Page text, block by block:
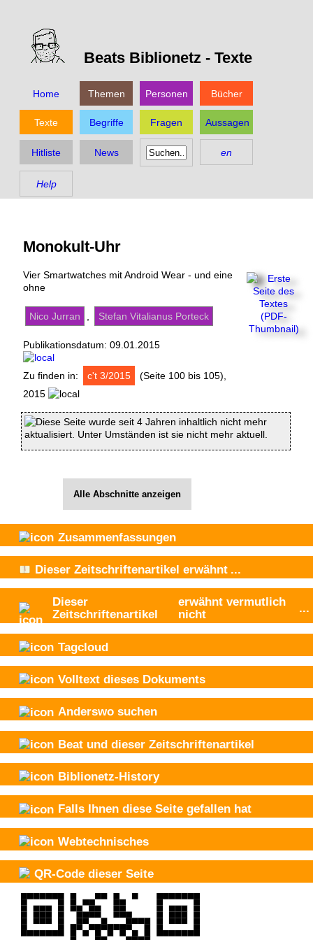
Beats Biblionetz - Texte
Home Themen Personen Bücher
Texte Begriffe Fragen Aussagen
Hitliste News en
Help
Monokult-Uhr
Vier Smartwatches mit Android Wear - und eine
ohne
Nico Jurran Stefan Vitalianus Porteck
Publikationsdatum: 09.01.2015
Zu finden in: c't 3/2015
(Seite 100 bis 105),
2015
Diese Seite wurde seit 4 Jahren inhaltlich nicht mehr
aktualisiert. Unter Umständen ist sie nicht mehr aktuell.
Alle Abschnitte anzeigen
Zusammenfassungen
Dieser Zeitschriftenartikel erwähnt ...
Dieser
Zeitschriftenartikel
erwähnt vermutlich
nicht
...
Tagcloud
Volltext dieses Dokuments
Anderswo suchen
Beat und dieser Zeitschriftenartikel
Biblionetz-History
Falls Ihnen diese Seite gefallen hat
Webtechnisches
QR-Code dieser Seite